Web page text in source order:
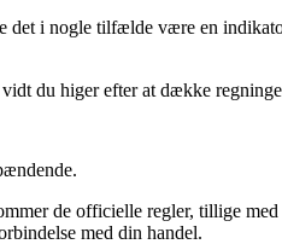
det i nogle tilfælde være en
du higer efter at dække
de officielle regler, tillige
med din handel.